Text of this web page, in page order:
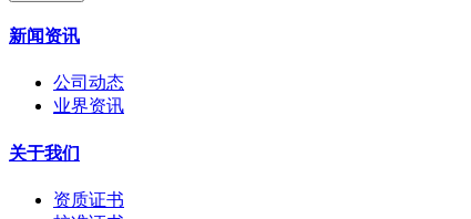
新闻资讯
公司动态
业界资讯
关于我们
资质证书